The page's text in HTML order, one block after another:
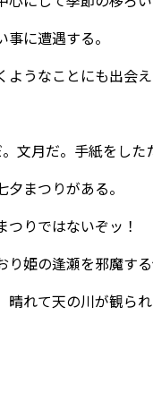
事に遭遇する。
ようなことにも出会え
文月だ。手紙をした
夕まつりがある。
つりではないぞッ！
り姫の逢瀬を邪魔す
晴れて天の川が観ら